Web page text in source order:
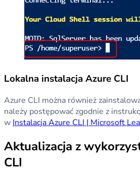
Lokalna instalacja Azure CLI
Azure CLI można również
należy postępować zgodnie z
w Instalacja Azure CLI | Microsoft
Aktualizacja z
CLI